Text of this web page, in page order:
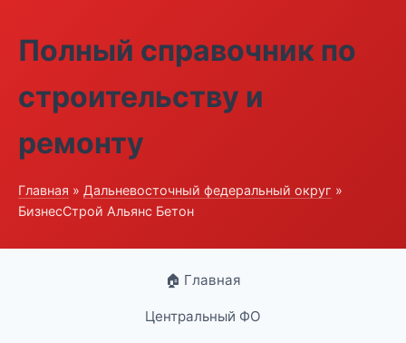
Полный справочник по
строительству и
ремонту
Главная » Дальневосточный федеральный округ »
БизнесСтрой Альянс Бетон
🏠 Главная
Центральный ФО